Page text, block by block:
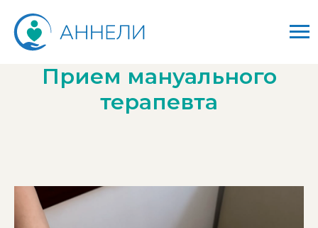
Прием мануального
терапевта